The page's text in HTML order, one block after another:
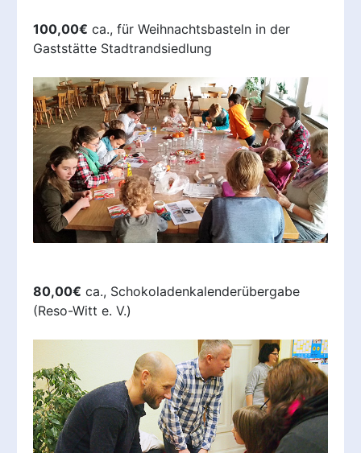
100,00€ ca., für Weihnachtsbasteln in der
Gaststätte Stadtrandsiedlung
80,00€ ca., Schokoladenkalenderübergabe
(Reso-Witt e. V.)